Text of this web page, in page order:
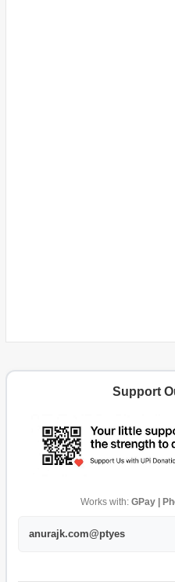
Support
Works with: GPay |
anurajk.com@ptyes